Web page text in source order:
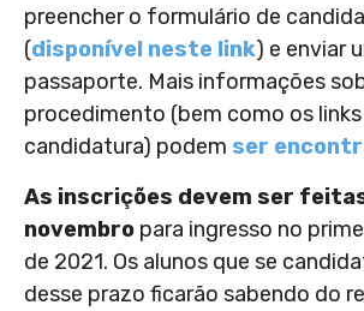
preencher o formulário de
(disponível neste link) e enviar
passaporte. Mais informações
procedimento (bem como os
candidatura) podem ser
As inscrições devem ser
novembro para ingresso no
de 2021. Os alunos que se
desse prazo ficarão sabendo do